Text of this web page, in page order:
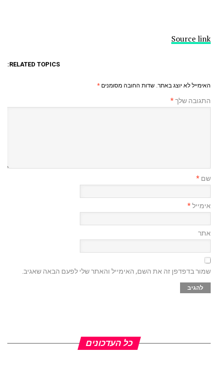
Source link
RELATED TOPICS:
האימייל לא יוצג באתר. שדות החובה מסומנים *
התגובה שלך*
שם *
אימייל*
אתר
שמור בדפדפן זה את השם, האימייל והאתר שלי לפעם הבאה שאגיב.
כל העדכונים